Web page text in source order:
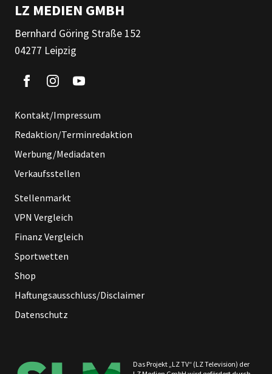
LZ MEDIEN GMBH
Bernhard Göring Straße 152
04277 Leipzig
Kontakt/Impressum
Redaktion/Terminredaktion
Werbung/Mediadaten
Verkaufsstellen
Stellenmarkt
VPN Vergleich
Finanz Vergleich
Sportwetten
Shop
Haftungsausschluss/Disclaimer
Datenschutz
Das Projekt „LZ TV“ (LZ Television) der